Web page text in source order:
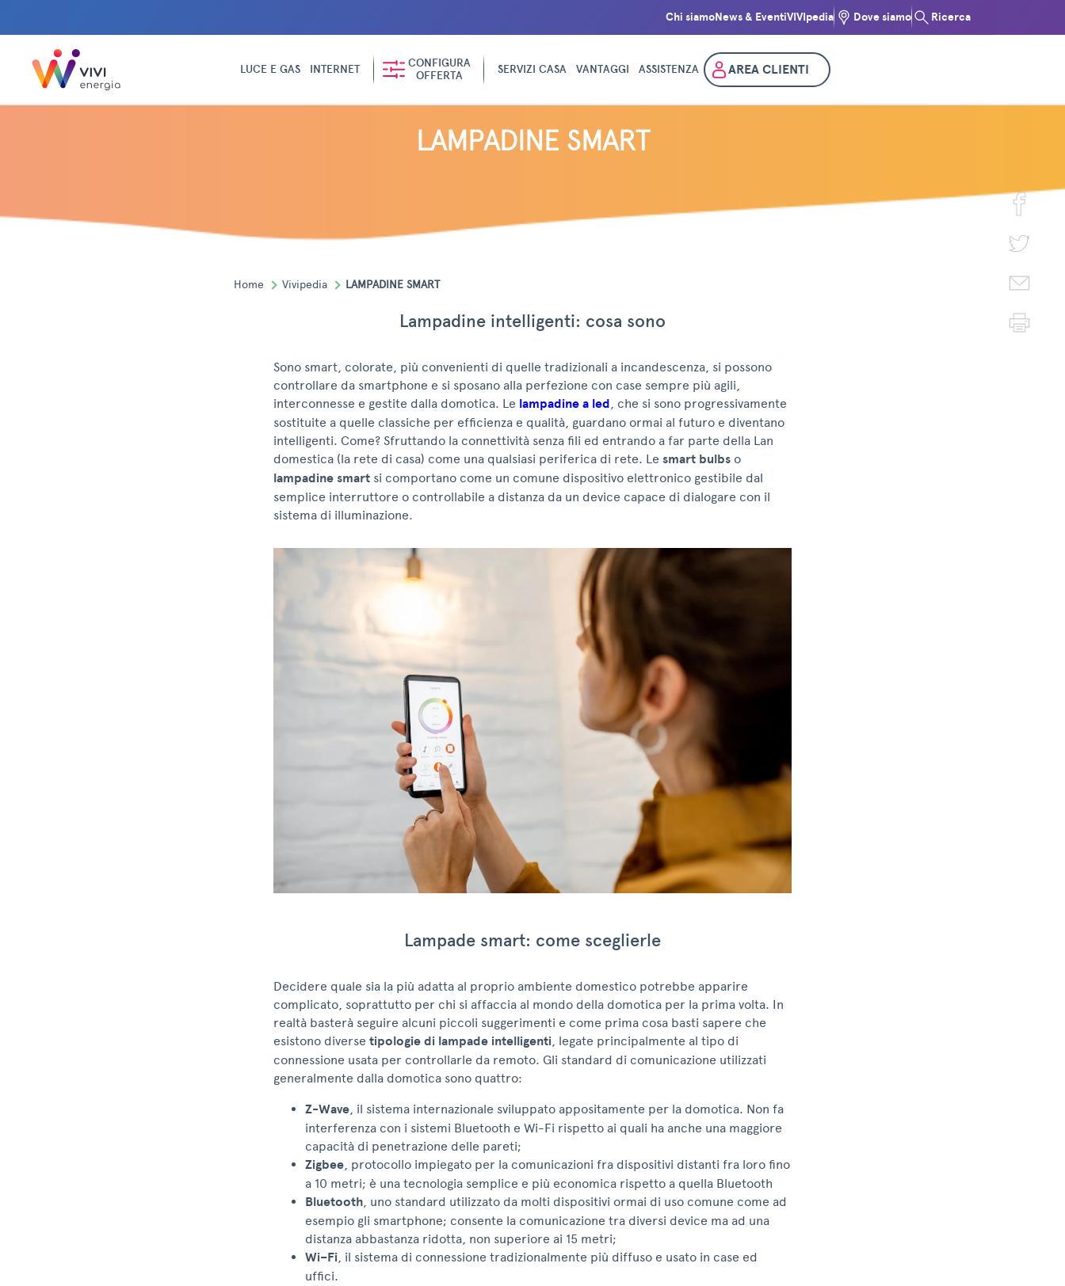
Chi siamoNews & EventiVIVIpedia Dove siamo Ricerca
LUCE E GAS INTERNET
CONFIGURA
OFFERTA
SERVIZI CASA VANTAGGI ASSISTENZA AREA CLIENTI
LAMPADINE SMART
Home Vivipedia LAMPADINE SMART
Lampadine intelligenti: cosa sono
Sono smart, colorate, più convenienti di quelle tradizionali a incandescenza, si possono
controllare da smartphone e si sposano alla perfezione con case sempre più agili,
interconnesse e gestite dalla domotica. Le lampadine a led, che si sono progressivamente
sostituite a quelle classiche per efficienza e qualità, guardano ormai al futuro e diventano
intelligenti. Come? Sfruttando la connettività senza fili ed entrando a far parte della Lan
domestica (la rete di casa) come una qualsiasi periferica di rete. Le smart bulbs o
lampadine smart si comportano come un comune dispositivo elettronico gestibile dal
semplice interruttore o controllabile a distanza da un device capace di dialogare con il
sistema di illuminazione.
Lampade smart: come sceglierle
Decidere quale sia la più adatta al proprio ambiente domestico potrebbe apparire
complicato, soprattutto per chi si affaccia al mondo della domotica per la prima volta. In
realtà basterà seguire alcuni piccoli suggerimenti e come prima cosa basti sapere che
esistono diverse tipologie di lampade intelligenti, legate principalmente al tipo di
connessione usata per controllarle da remoto. Gli standard di comunicazione utilizzati
generalmente dalla domotica sono quattro:
Z-Wave, il sistema internazionale sviluppato appositamente per la domotica. Non fa
interferenza con i sistemi Bluetooth e Wi-Fi rispetto ai quali ha anche una maggiore
capacità di penetrazione delle pareti;
Zigbee, protocollo impiegato per la comunicazioni fra dispositivi distanti fra loro fino
a 10 metri; è una tecnologia semplice e più economica rispetto a quella Bluetooth
Bluetooth, uno standard utilizzato da molti dispositivi ormai di uso comune come ad
esempio gli smartphone; consente la comunicazione tra diversi device ma ad una
distanza abbastanza ridotta, non superiore ai 15 metri;
Wi–Fi, il sistema di connessione tradizionalmente più diffuso e usato in case ed
uffici.